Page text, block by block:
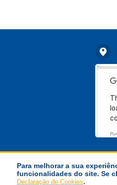
Para melhorar a sua
funcionalidades do site. Se
Declaração de Cookies. ©